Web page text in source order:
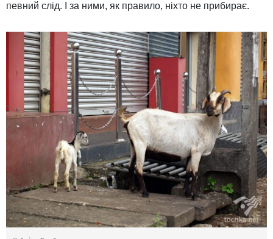
певний слід. І за ними, як правило, ніхто не прибирає.